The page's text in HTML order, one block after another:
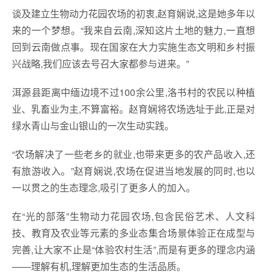
谈及建立生物动力花园农场的初衷,赵育娴说,这是她多年以
来的一个梦想。“我来自云南,深知这片土地的魅力,一直想
回到云南做点事。现在国家在大力实施生态文明和乡村振
兴战略,我们应该去号召大家都参与进来。”
洱源县距离中缅边境不过100余公里,洛书村的农民以种植
业、乳畜业为主,不算富裕。赵育娴将农场选址于此,正是对
绿水青山与金山银山的一次生动实践。
“农场解决了一些老乡的就业,也带来更多的农产品收入,还
有旅游收入。”赵育娴说,农场在促进当地发展的同时,也以
一以贯之的生态理念,吸引了更多人的加入。
在“光的部落”生物动力花园农场,包含民俗艺术、人文科
技、教育及农业等元素的多业态集合场景体验正在成型与
完善,让大家不止是“体验农村生活”,而是有更多的理念内涵
——理解有机,理解更加生态的生活品质。